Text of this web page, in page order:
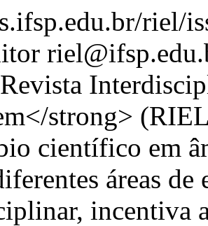
riel/
strong>
científico em
áreas
incentiva